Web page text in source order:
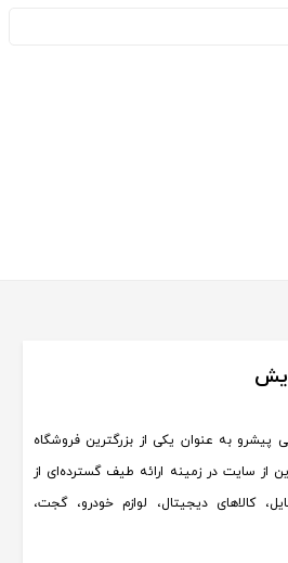
پیشرو به عنوان یکی از بزرگترین فروشگاه
از سایت در زمینه ارائه طیف گسترده‌ای از
کالاهای دیجیتال، لوازم خودرو، گجت،